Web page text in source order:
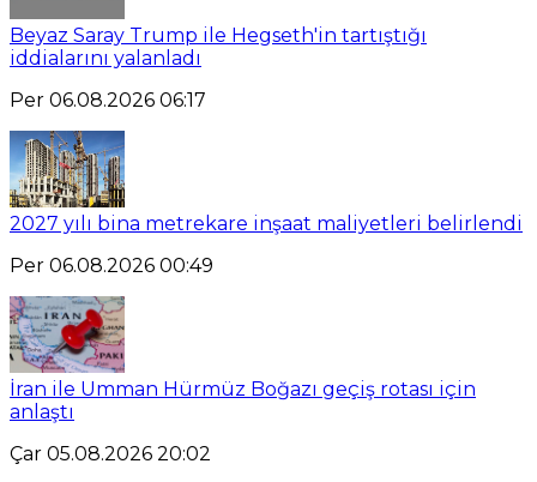
Beyaz Saray Trump ile Hegseth'in tartıştığı
iddialarını yalanladı
Per 06.08.2026 06:17
2027 yılı bina metrekare inşaat maliyetleri belirlendi
Per 06.08.2026 00:49
İran ile Umman Hürmüz Boğazı geçiş rotası için
anlaştı
Çar 05.08.2026 20:02